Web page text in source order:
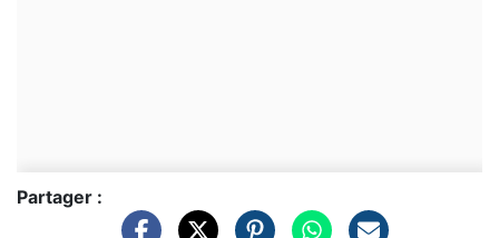
Partager :